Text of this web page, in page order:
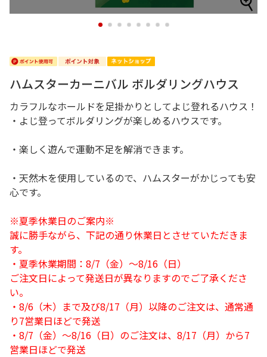
1 2 3 4 5 6 7 8
ハムスターカーニバル ボルダリングハウス
カラフルなホールドを足掛かりとしてよじ登れるハウス！
・よじ登ってボルダリングが楽しめるハウスです。
・楽しく遊んで運動不足を解消できます。
・天然木を使用しているので、ハムスターがかじっても安
心です。
※夏季休業日のご案内※
誠に勝手ながら、下記の通り休業日とさせていただきま
す。
・夏季休業期間：8/7（金）～8/16（日）
ご注文日によって発送日が異なりますのでご了承くださ
い。
・8/6（木）まで及び8/17（月）以降のご注文は、通常通
り7営業日ほどで発送
・8/7（金）～8/16（日）のご注文は、8/17（月）から7
営業日ほどで発送